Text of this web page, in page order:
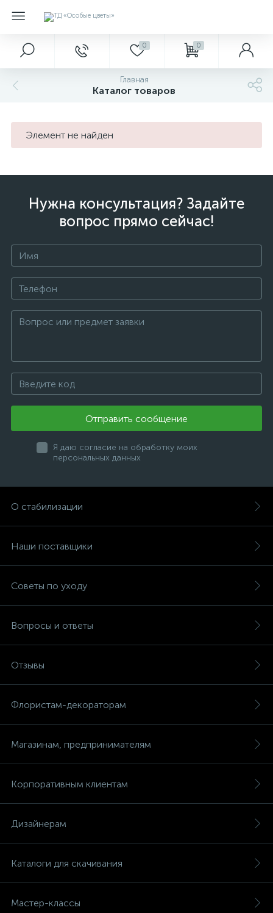
0 0
Главная
Каталог товаров
Элемент не найден
Нужна консультация? Задайте
вопрос прямо сейчас!
Отправить сообщение
Я даю согласие на обработку моих
персональных данных
О стабилизации
Наши поставщики
Советы по уходу
Вопросы и ответы
Отзывы
Флористам-декораторам
Магазинам, предпринимателям
Корпоративным клиентам
Дизайнерам
Каталоги для скачивания
Мастер-классы